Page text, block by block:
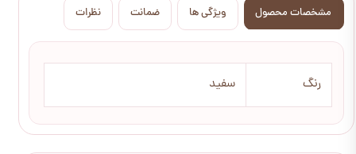
مشخصات محصول ویژگی ها ضمانت نظرات
رنگ سفید